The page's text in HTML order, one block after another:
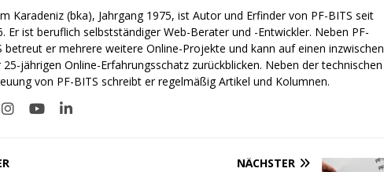
Karadeniz (bka), Jahrgang 1975, ist Autor und Erfinder von PF-BITS seit
Er ist beruflich selbstständiger Web-Berater und -Entwickler. Neben PF-
betreut er mehrere weitere Online-Projekte und kann auf einen inzwischen
25-jährigen Online-Erfahrungsschatz zurückblicken. Neben der technischen
von PF-BITS schreibt er regelmäßig Artikel und Kolumnen.
NÄCHSTER